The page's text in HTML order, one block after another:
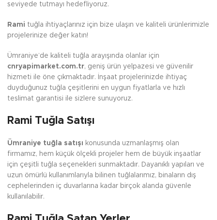
seviyede tutmayı hedefliyoruz.
Rami tuğla ihtiyaçlarınız için bize ulaşın ve kaliteli ürünlerimizle
projelerinize değer katın!
Ümraniye’de kaliteli tuğla arayışında olanlar için
cnryapimarket.com.tr, geniş ürün yelpazesi ve güvenilir
hizmeti ile öne çıkmaktadır. İnşaat projelerinizde ihtiyaç
duyduğunuz tuğla çeşitlerini en uygun fiyatlarla ve hızlı
teslimat garantisi ile sizlere sunuyoruz.
Rami Tuğla Satışı
Ümraniye tuğla satışı konusunda uzmanlaşmış olan
firmamız, hem küçük ölçekli projeler hem de büyük inşaatlar
için çeşitli tuğla seçenekleri sunmaktadır. Dayanıklı yapıları ve
uzun ömürlü kullanımlarıyla bilinen tuğlalarımız, binaların dış
cephelerinden iç duvarlarına kadar birçok alanda güvenle
kullanılabilir.